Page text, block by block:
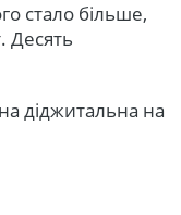
стало більше,
Десять
діджитальна на